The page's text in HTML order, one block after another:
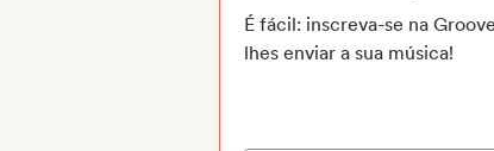
É fácil: inscreva-se na
lhes enviar a sua música!